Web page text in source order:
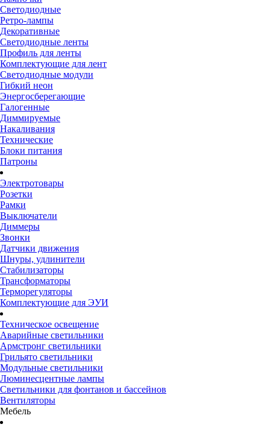
Светодиодные
Ретро-лампы
Декоративные
Светодиодные ленты
Профиль для ленты
Комплектующие для лент
Светодиодные модули
Гибкий неон
Энергосберегающие
Галогенные
Диммируемые
Накаливания
Технические
Блоки питания
Патроны
Электротовары
Розетки
Рамки
Выключатели
Диммеры
Звонки
Датчики движения
Шнуры, удлинители
Стабилизаторы
Трансформаторы
Терморегуляторы
Комплектующие для ЭУИ
Техническое освещение
Аварийные светильники
Армстронг светильники
Грильято светильники
Модульные светильники
Люминесцентные лампы
Светильники для фонтанов и бассейнов
Вентиляторы
Мебель